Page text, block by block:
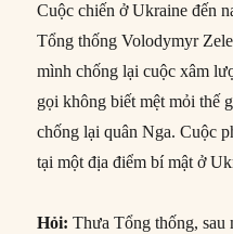
Cuộc chiến ở Ukraine đến
Tổng thống Volodymyr
mình chống lại cuộc xâm
gọi không biết mệt mỏi thế
chống lại quân Nga. Cuộc
tại một địa điểm bí mật ở
Hỏi: Thưa Tổng thống, sau